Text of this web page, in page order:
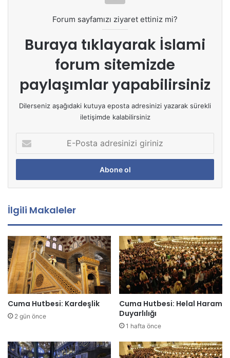
Forum sayfamızı ziyaret ettiniz mi?
Buraya tıklayarak İslami
forum sitemizde
paylaşımlar yapabilirsiniz
Dilerseniz aşağıdaki kutuya eposta adresinizi yazarak sürekli
iletişimde kalabilirsiniz
P
s
a
d
r
e
s
i
n
i
g
r
i
İlgili Makaleler
Cuma Hutbesi: Kardeşlik
2 gün önce
Cuma Hutbesi: Helal Haram
Duyarlılığı
1 hafta önce